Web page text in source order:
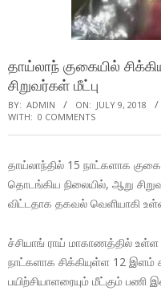
தாய்லாந் குகையில்
சிறுவர்கள் மீட்பு
BY: ADMIN ON: JULY 9, 2018
WITH: 0 COMMENTS
தாய்லாந்தில் 15 நாட்களாக
தொடங்கிய நிலையில், ஆறு
விட்டதாக தகவல் வெளியாகி
ச்சியாங் ராய் மாகாணத்தில்
நாட்களாக சிக்கியுள்ள 12
பயிற்சியாளரையும் மீட்கும்